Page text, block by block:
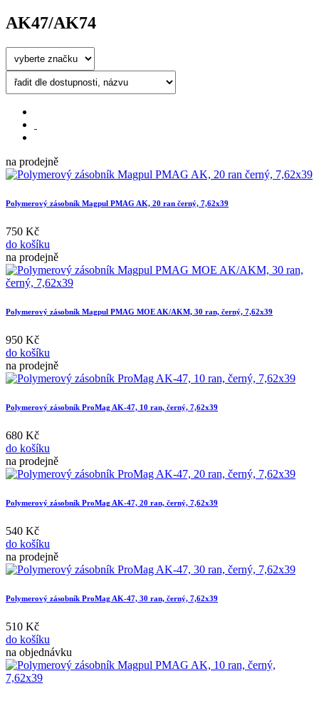
AK47/AK74
na prodejně
Polymerový zásobník Magpul PMAG AK, 20 ran černý, 7,62x39
750 Kč
do košíku
na prodejně
Polymerový zásobník Magpul PMAG MOE AK/AKM, 30 ran, černý, 7,62x39
950 Kč
do košíku
na prodejně
Polymerový zásobník ProMag AK-47, 10 ran, černý, 7,62x39
680 Kč
do košíku
na prodejně
Polymerový zásobník ProMag AK-47, 20 ran, černý, 7,62x39
540 Kč
do košíku
na prodejně
Polymerový zásobník ProMag AK-47, 30 ran, černý, 7,62x39
510 Kč
do košíku
na objednávku